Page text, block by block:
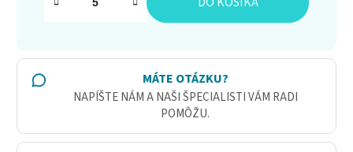
MÁTE OTÁZKU?
NAPÍŠTE NÁM A NAŠI ŠPECIALISTI VÁM RADI
POMÔŽU.